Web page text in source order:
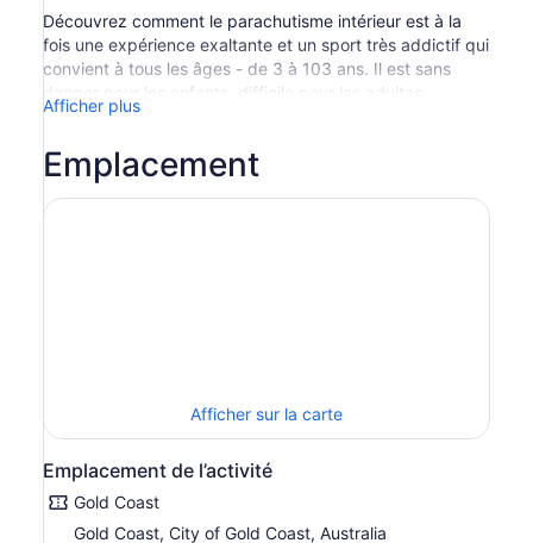
Découvrez comment le parachutisme intérieur est à la
fois une expérience exaltante et un sport très addictif qui
convient à tous les âges - de 3 à 103 ans. Il est sans
danger pour les enfants, difficile pour les adultes,
excitant pour les adolescents et réaliste pour les
entièrement contrôlé et ultra-sûr rend le parachutisme
intérieur accessible aux personnes de toutes capacités.
ne vous attache à la planète Terre. Il suffit de se pencher
dans le vent à l’intérieur d’un tunnel de verre géant
comme une colonne d’air vous soulève vers le haut.
Flottez sans effort dans le vol, guidé par les instructeurs
qualifiés. Ensuite, faites voler votre corps comme le ferait
Afficher plus
Emplacement
Afficher sur la carte
Emplacement de l’activité
Gold Coast
Gold Coast, City of Gold Coast, Australia